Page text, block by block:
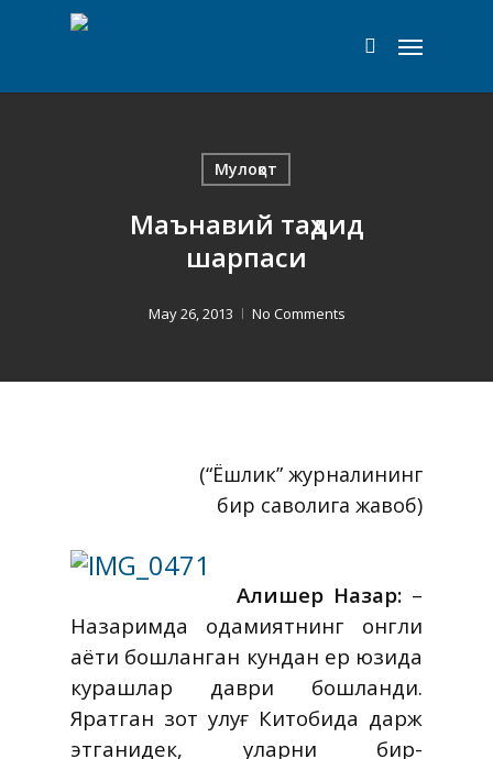
search
Menu
Мулоқот
Маънавий таҳдид
шарпаси
May 26, 2013 No Comments
(“Ёшлик” журналининг
бир саволига жавоб)
Алишер Назар: –
Назаримда одамиятнинг онгли
ҳаёти бошланган кундан ер юзида
курашлар даври бошланди.
Яратган зот улуғ Китобида дарж
этганидек, уларни бир-